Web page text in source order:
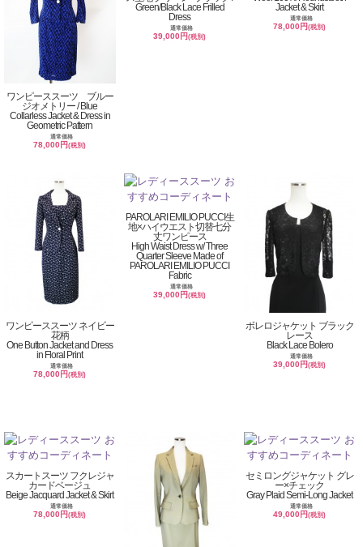
ワンピーススーツ ブルー
ジオメトリー / Blue
Collarless Jacket & Dress in
Geometric Pattern
通常価格
78,000円(税別)
Green/Black Lace Frilled
Dress
通常価格
39,000円(税別)
Jacket & Skirt
通常価格
78,000円(税別)
ワンピーススーツ ネイビー
花柄
One Button Jacket and Dress
in Floral Print
通常価格
78,000円(税別)
PAROLARI EMILIO PUCCI生
地×ハイウエスト切替七分
丈ワンピース
High Waist Dress w/ Three
Quarter Sleeve Made of
PAROLARI EMILIO PUCCI
Fabric
通常価格
39,000円(税別)
ボレロジャケット ブラック
レース
Black Lace Bolero
通常価格
39,000円(税別)
スカートスーツ フクレジャ
カードベージュ
Beige Jacquard Jacket & Skirt
通常価格
78,000円(税別)
セミロングジャケット グレ
ー×チェック
Gray Plaid Semi-Long Jacket
通常価格
49,000円(税別)